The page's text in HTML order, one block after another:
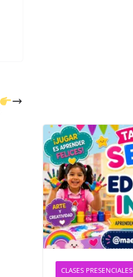
CLASES PRESENCIALES